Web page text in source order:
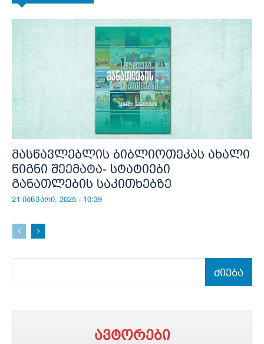
მასწავლებლის ბიბლიოთეკას ახალი
წიგნი შეემატა- სტატიები
განათლების საკითხებზე
21 იანვარი, 2025 - 10:39
ძიება
ავტორები